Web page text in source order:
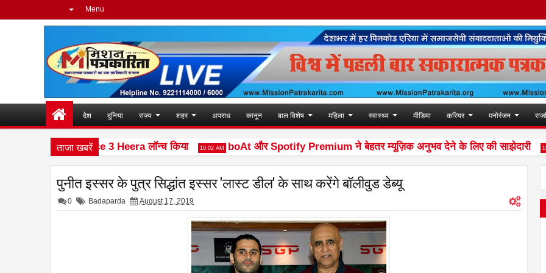
Menu
देश दुनिया राज्य शहर अपराध कानून बाल विशेष महिला स्वास्थ्य मीडिया करियर मनोरंजन
ताजा खबरें
फीचर फोन Ace 3 Heera लॉन्च किया 10:02 AM boAt और Spotify Premium ने बेहतर म्यूज़िक अनुभव देने के लिए की साझेदारी 10:30 PM
पुनीत इस्सर के पुत्र सिद्धांत इस्सर 'लास्ट डील' के साथ करेंगे बॉलीवुड डेब्यू
0 Badaparda August 17, 2019